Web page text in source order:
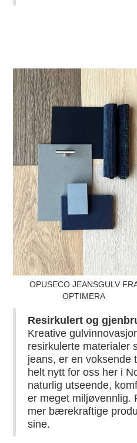
OPUSECO JEANSGULV
OPTIMERA
Resirkulert og
Kreative
resirkulerte materialer
jeans, er en voksende
helt nytt for oss her i
naturlig utseende,
er meget miljøvennlig.
mer bærekraftige
sine.